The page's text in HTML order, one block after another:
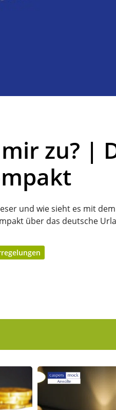
zu? |
und wie sieht es mit
über das deutsche